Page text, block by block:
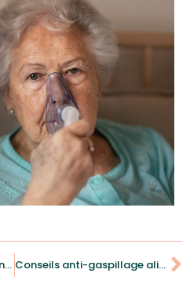
Prendre soin avec respect : nos conseils pour une toilette respectueuse de l’intimité Conseils anti-gaspillage alimentaire